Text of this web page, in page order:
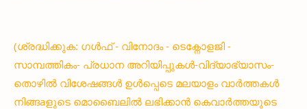
(ശ്രദ്ധിക്കുക: ഗൾഫ് - വിനോദം - ടെക്നോളജി -
സാമ്പത്തികം- പ്രധാന അറിയിപ്പുകൾ-വിദ്യാഭ്യാസം-
തൊഴിൽ വിശേഷങ്ങൾ ഉൾപ്പെടെ മലയാളം വാർത്തകൾ
നിങ്ങaളുടെ മൊബൈലിൽ ലഭിക്കാൻ കെവാർത്തയുടെ